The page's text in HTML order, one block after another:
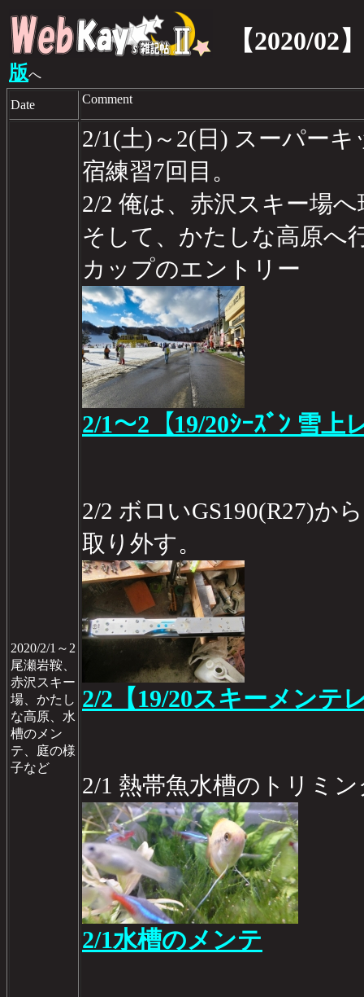
【2020/02
版へ
Date Comment
2020/2/1～2
尾瀬岩鞍、
赤沢スキー
場、かたし
な高原、水
槽のメン
テ、庭の様
子など
2/1(土)～2(日) スーパー
宿練習7回目。
2/2 俺は、赤沢スキー場
そして、かたしな高原へ
カップのエントリー
2/1～2【19/20ｼｰｽﾞﾝ 雪上
2/2 ボロいGS190(R27)か
取り外す。
2/2【19/20スキーメンテ
2/1 熱帯魚水槽のトリミ
2/1水槽のメンテ